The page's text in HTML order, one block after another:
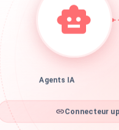
Agents IA
Connecteur